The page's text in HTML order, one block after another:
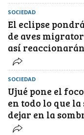
SOCIEDAD
El eclipse
de aves
así
SOCIEDAD
Ujué pone el
en todo lo que la
dejar en la